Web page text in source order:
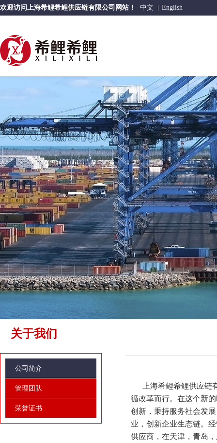
欢迎访问上海希鲤希鲤供应链有限公司网站！ 中文 English
关于我们
公司简介
管理团队
荣誉证书
上海希鲤希鲤供应链
循改革而行。在这个新
创新，秉持服务社会发
业，创新企业生态链。
供应商，在天津，青岛